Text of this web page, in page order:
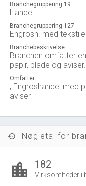
Branchegruppering 19
Handel
Branchegruppering 127
Engrosh. med
Branchebeskrivelse
Branchen omfatter
papir, blade og aviser.
Omfatter
, Engroshandel med
aviser
history
location_city 182
Virksomheder i